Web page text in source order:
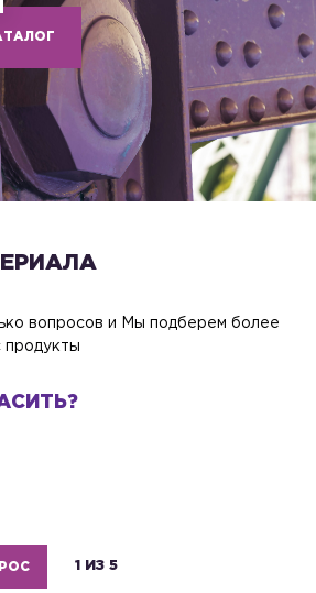
вопросов и Мы подберем более
продукты
1 ИЗ 5